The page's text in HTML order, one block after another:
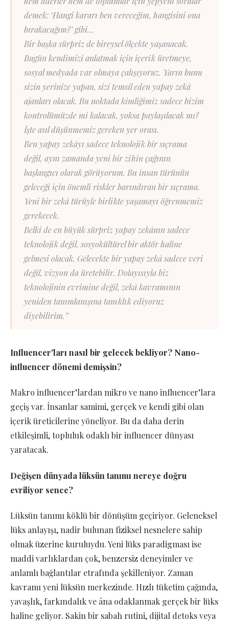
demek: ‘Hangi kararı ben vereceğim, hangisini ona
bırakacağım?’ gibi…
Bir başka sürpriz de bireysel ölçekte yaşanacak.
Bugün kendimizi anlatmak için içerik üretmeye,
sosyal medyada var olmaya çalışıyoruz. Yarın bunu
sizin yerinize yapan, sizi temsil eden yapay zekâ
ajanları olacak. Bu noktada kimliğimiz sadece bizim
kontrolümüzde mi kalacak, yoksa paylaşılacak mı?
İşte asıl düşünmemiz gereken yer orası.
Ben yapay zekâyı sadece teknolojik bir sıçrama
değil, aynı zamanda yeni bir zihin çağının
başlangıcı olarak görüyorum. Bu insan türünün
geleceği için önemli riskler barındıran bir sıçrama.
Yeni bir zekâ türüyle birlikte yaşamayı öğrenmemiz
gerekecek.
Belki de en büyük sürpriz yapay zekânın sadece
teknolojik değil, sosyokültürel bir aktör haline
gelmesi olacak. Gelecekte bir yapay zekâ sadece veri
değil, vizyon da üretebilir. Dolayısıyla biz
teknolojinin evrimine değil, zekâ kavramının
yeniden tanımlanışına tanıklık ediyoruz
diyebilirim.”
Influencer’ları nasıl bir gelecek bekliyor? Nano-
influencer dönemi demişsin?
Makro influencer’lardan mikro ve nano influencer’lara
geçiş var. İnsanlar samimi, gerçek ve kendi gibi olan
içerik üreticilerine yöneliyor. Bu da daha derin
etkileşimli, topluluk odaklı bir influencer dünyası
yaratacak.
Değişen dünyada lüksün tanımı nereye doğru
evriliyor sence?
Lüksün tanımı köklü bir dönüşüm geçiriyor. Geleneksel
lüks anlayışı, nadir bulunan fiziksel nesnelere sahip
olmak üzerine kuruluydu. Yeni lüks paradigması ise
maddi varlıklardan çok, benzersiz deneyimler ve
anlamlı bağlantılar etrafında şekilleniyor. Zaman
kavramı yeni lüksün merkezinde. Hızlı tüketim çağında,
yavaşlık, farkındalık ve âna odaklanmak gerçek bir lüks
haline geliyor. Sakin bir sabah rutini, dijital detoks veya